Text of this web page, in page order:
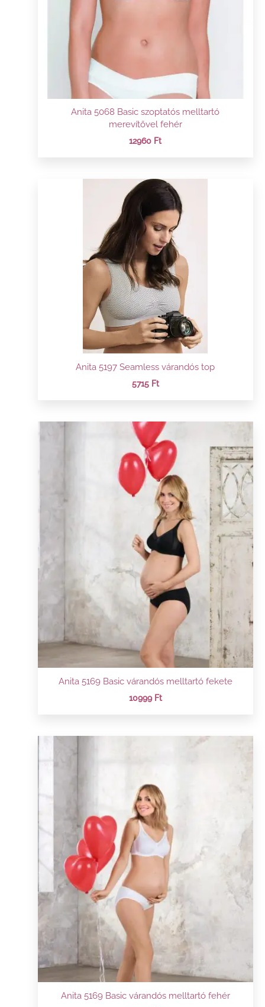
Anita 5068 Basic szoptatós melltartó
merevítővel fehér
12960 Ft
Anita 5197 Seamless várandós top
5715 Ft
Anita 5169 Basic várandós melltartó fekete
10999 Ft
Anita 5169 Basic várandós melltartó fehér